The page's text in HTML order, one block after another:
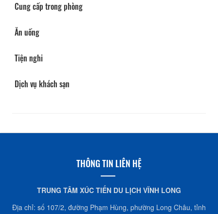
Cung cấp trong phòng
Ăn uống
Tiện nghi
Dịch vụ khách sạn
THÔNG TIN LIÊN HỆ
TRUNG TÂM XÚC TIẾN DU LỊCH VĨNH LONG
Địa chỉ: số 107/2, đường Phạm Hùng, phường Long Châu, tỉnh